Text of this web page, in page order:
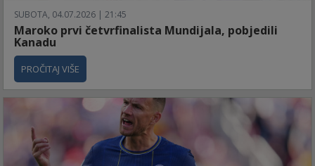
SUBOTA, 04.07.2026 | 21:45
Maroko prvi četvrfinalista Mundijala, pobjedili
Kanadu
PROČITAJ VIŠE